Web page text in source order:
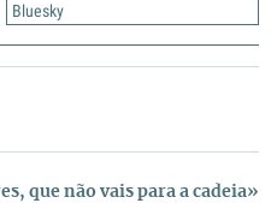
Bluesky
que não vais para a cadeia»